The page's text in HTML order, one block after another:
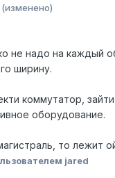
(изменено)
не надо на каждый
ширину.
коммутатор,
оборудование.
то лежит
jared